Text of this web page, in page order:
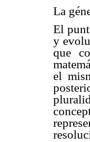
La
El
y
que
el